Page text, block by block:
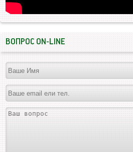
ВОПРОС ON-LINE